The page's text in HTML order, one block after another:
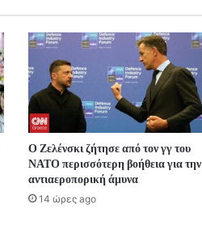
Ο Ζελένσκι ζήτησε από τον γγ του
ΝΑΤΟ περισσότερη βοήθεια για την
αντιαεροπορική άμυνα
14 ώρες ago